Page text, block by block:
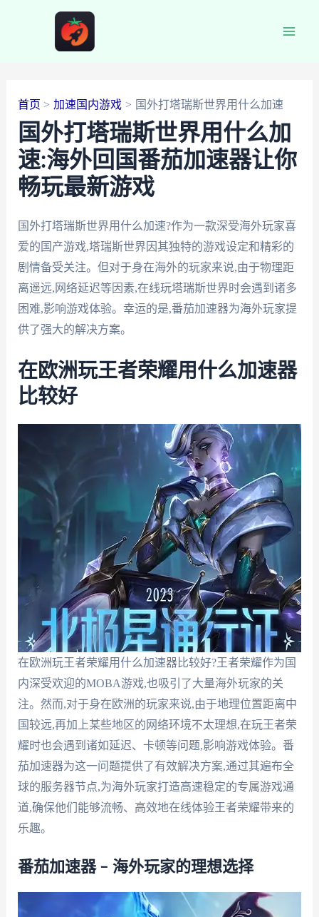
首页 加速国内游戏 国外打塔瑞斯世界用什么加速
国外打塔瑞斯世界用什么加
速:海外回国番茄加速器让你
畅玩最新游戏
国外打塔瑞斯世界用什么加速?作为一款深受海外玩家喜
爱的国产游戏,塔瑞斯世界因其独特的游戏设定和精彩的
剧情备受关注。但对于身在海外的玩家来说,由于物理距
离遥远,网络延迟等因素,在线玩塔瑞斯世界时会遇到诸多
困难,影响游戏体验。幸运的是,番茄加速器为海外玩家提
供了强大的解决方案。
在欧洲玩王者荣耀用什么加速器
比较好
在欧洲玩王者荣耀用什么加速器比较好?王者荣耀作为国
内深受欢迎的MOBA游戏,也吸引了大量海外玩家的关
注。然而,对于身在欧洲的玩家来说,由于地理位置距离中
国较远,再加上某些地区的网络环境不太理想,在玩王者荣
耀时也会遇到诸如延迟、卡顿等问题,影响游戏体验。番
茄加速器为这一问题提供了有效解决方案,通过其遍布全
球的服务器节点,为海外玩家打造高速稳定的专属游戏通
道,确保他们能够流畅、高效地在线体验王者荣耀带来的
乐趣。
番茄加速器 – 海外玩家的理想选择